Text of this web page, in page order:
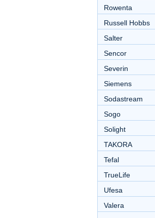
Rowenta
Russell Hobbs
Salter
Sencor
Severin
Siemens
Sodastream
Sogo
Solight
TAKORA
Tefal
TrueLife
Ufesa
Valera